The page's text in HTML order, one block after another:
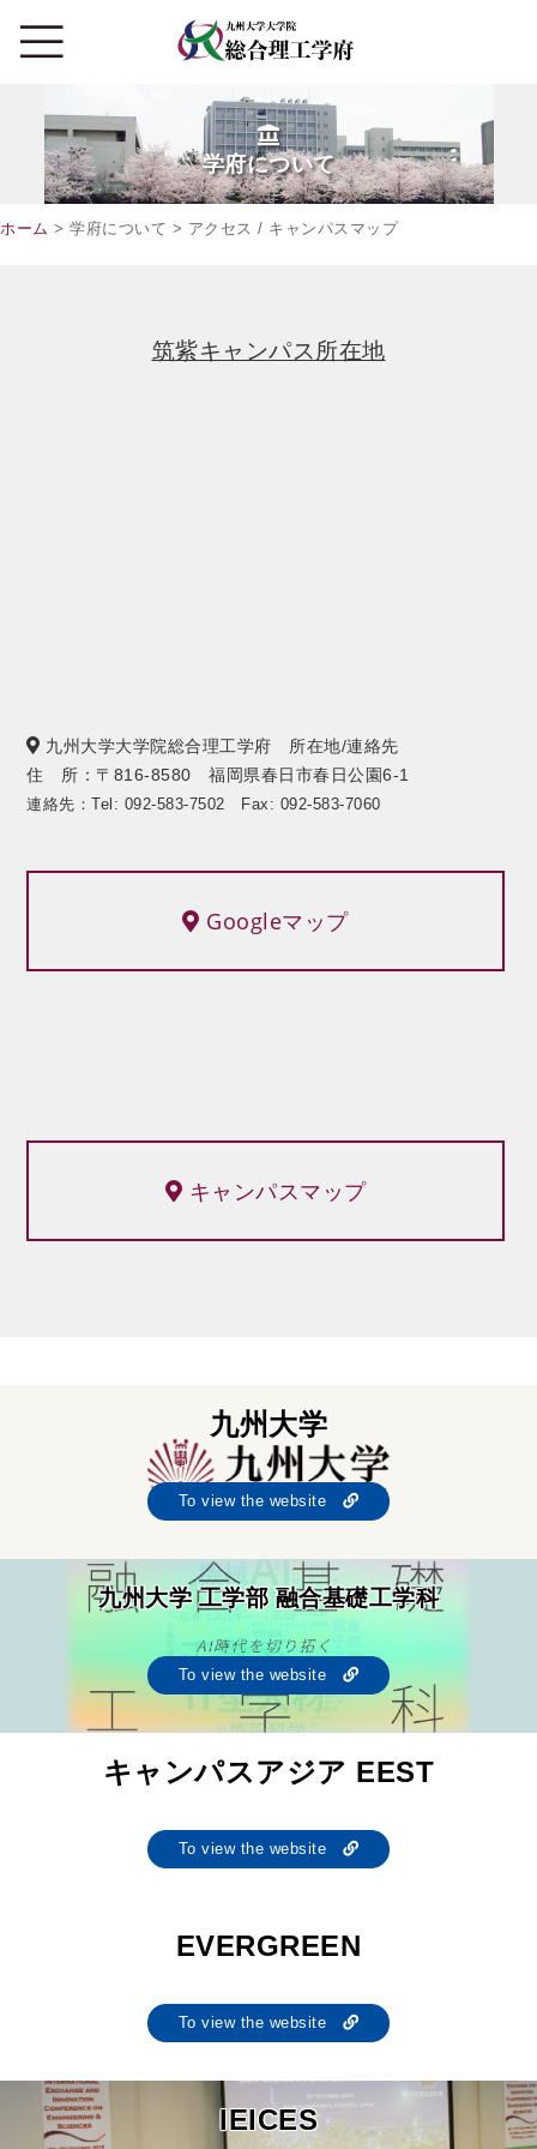
学府について
ホーム > 学府について > アクセス / キャンパスマップ
筑紫キャンパス所在地
九州大学大学院総合理工学府 所在地/連絡先
住 所：〒816-8580 福岡県春日市春日公園6-1
連絡先：Tel: 092-583-7502 Fax: 092-583-7060
Googleマップ
キャンパスマップ
九州大学
To view the website
九州大学 工学部 融合基礎工学科
To view the website
キャンパスアジア EEST
To view the website
EVERGREEN
To view the website
IEICES